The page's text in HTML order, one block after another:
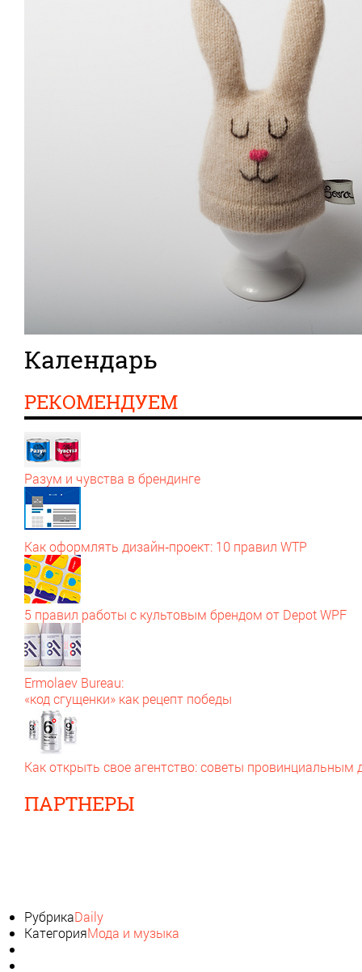
Календарь
РЕКОМЕНДУЕМ
Разум и чувства в брендинге
Как оформлять дизайн‑проект: 10 правил WTP
5 правил работы с культовым брендом от Depot WPF
Ermolaev Bureau:
«код сгущенки» как рецепт победы
Как открыть свое агентство: советы провинциальным
ПАРТНЕРЫ
РубрикаDaily
КатегорияМода и музыка